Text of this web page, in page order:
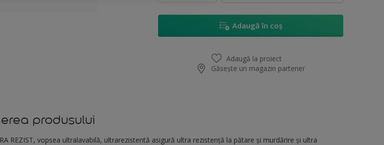
Adaugă în coș
Adaugă la proiect
Găsește un magazin partener
produsului
REZIST, vopsea ultralavabilă, ultrarezistentă asigură ultra rezistență la pătare și murdărire și ultra